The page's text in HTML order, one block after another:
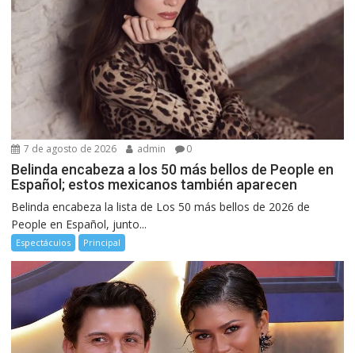
7 de agosto de 2026 admin 0
Belinda encabeza a los 50 más bellos de People en
Español; estos mexicanos también aparecen
Belinda encabeza la lista de Los 50 más bellos de 2026 de
People en Español, junto...
Espectáculos Principal